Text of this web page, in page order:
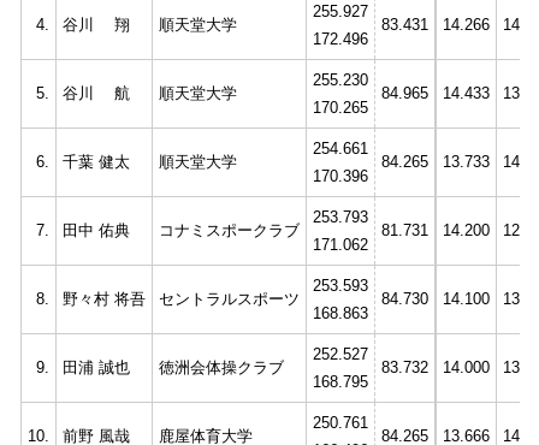
4. 谷川 翔 順天堂大学
255.927
172.496
83.431 14.266
5. 谷川 航 順天堂大学
255.230
170.265
84.965 14.433
6. 千葉 健太 順天堂大学
254.661
170.396
84.265 13.733
7. 田中 佑典 コナミスポークラブ
253.793
171.062
81.731 14.200
8. 野々村 将吾 セントラルスポーツ
253.593
168.863
84.730 14.100
9. 田浦 誠也 徳洲会体操クラブ
252.527
168.795
83.732 14.000
10. 前野 風哉 鹿屋体育大学
250.761
84.265 13.666